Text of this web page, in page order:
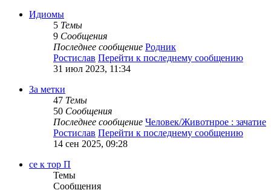
Идиомы
5 Темы
9 Сообщения
Последнее сообщение Родник
Ростислав Перейти к последнему сообщению
31 июл 2023, 11:34
За метки
47 Темы
50 Сообщения
Последнее сообщение Человек/Животнрое : зачатие
Ростислав Перейти к последнему сообщению
14 сен 2025, 09:28
се к тор П
Темы
Сообщения